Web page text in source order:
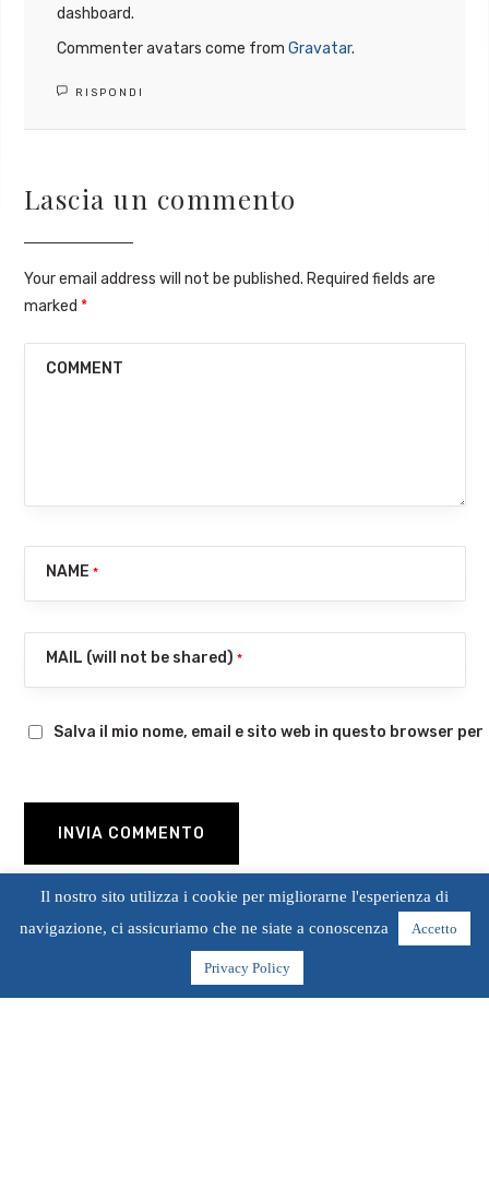
dashboard.
Commenter avatars come from Gravatar.
RISPONDI
Lascia un commento
Your email address will not be published. Required fields are
marked *
COMMENT
NAME *
MAIL (will not be shared) *
Salva il mio nome, email e sito web in questo browser
Home Gli Appartamenti Rosolina Mare e dintorni
Il nostro sito utilizza i cookie per migliorarne l'esperienza di
navigazione, ci assicuriamo che ne siate a conoscenza
Accetto
Privacy Policy